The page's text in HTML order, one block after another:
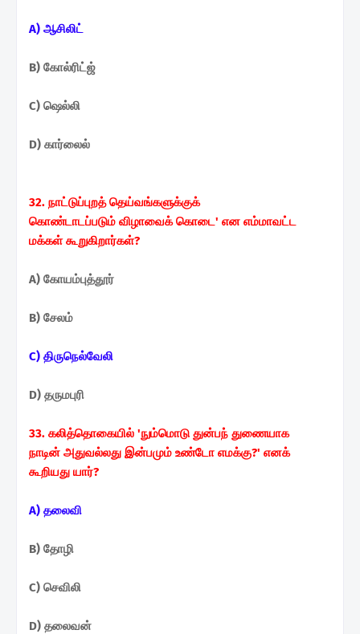
A) ஆசிலிட்
B) கோல்ரிட்ஜ்
C) ஷெல்லி
D) கார்லைல்
32. நாட்டுப்புறத் தெய்வங்களுக்குக்
கொண்டாடப்படும் விழாவைக் கொடை' என எம்மாவட்ட
மக்கள்கூறுகிறார்கள்?
A) கோயம்புத்தூர்
B) சேலம்
C) திருநெல்வேலி
D) தருமபுரி
33. கலித்தொகையில் 'நும்மொடு துன்பந் துணையாக
நாடின் அதுவல்லது இன்பமும் உண்டோ எமக்கு?' எனக்
கூறியது யார்?
A) தலைவி
B) தோழி
C) செவிலி
D) தலைவன்